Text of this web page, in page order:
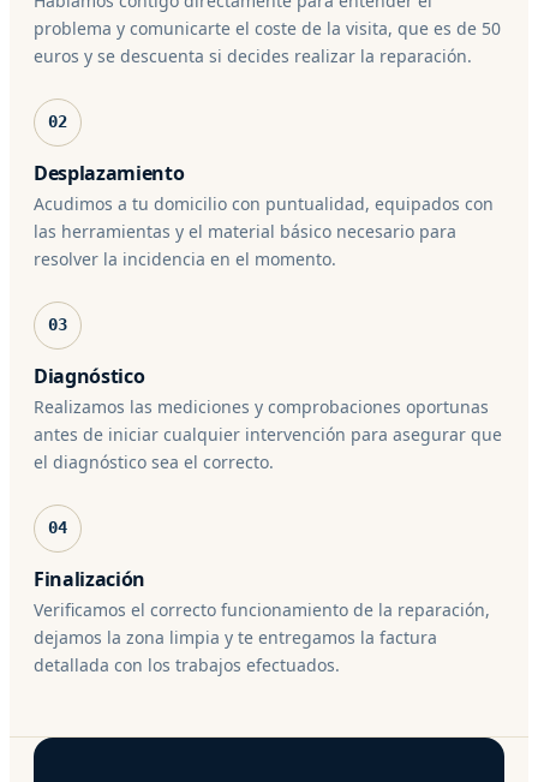
problema y comunicarte el coste de la visita, que es de 50
euros y se descuenta si decides realizar la reparación.
02
Desplazamiento
Acudimos a tu domicilio con puntualidad, equipados con
las herramientas y el material básico necesario para
resolver la incidencia en el momento.
03
Diagnóstico
Realizamos las mediciones y comprobaciones oportunas
antes de iniciar cualquier intervención para asegurar que
el diagnóstico sea el correcto.
04
Finalización
Verificamos el correcto funcionamiento de la reparación,
dejamos la zona limpia y te entregamos la factura
detallada con los trabajos efectuados.